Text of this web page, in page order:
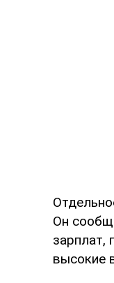
Он
зарплат,
высокие